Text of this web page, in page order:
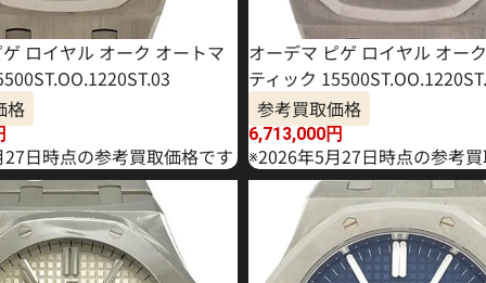
ロイヤル オーク オートマ
格
日時点の参考買取価格です
オーデマ ピゲ ロイヤル オー
ティック
参考買取価格
6,713,000円
※2026年5月27日時点の参考